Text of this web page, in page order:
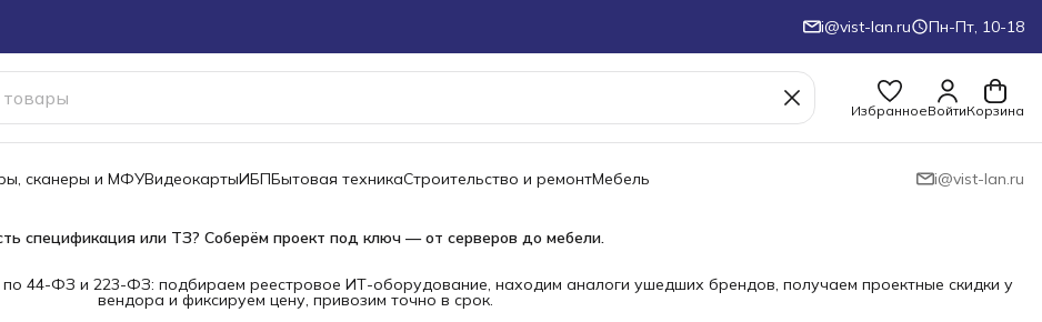
i@vist-lan.ru Пн-Пт, 10-18
ИзбранноеВойтиКорзина
сканеры и МФУВидеокартыИБПБытовая техникаСтроительство и ремонтМебель i@vist-lan.ru
спецификация или ТЗ? Соберём проект под ключ — от серверов до мебели.
44-ФЗ и 223-ФЗ: подбираем реестровое ИТ-оборудование, находим аналоги ушедших брендов, получаем проектные скидки у
вендора и фиксируем цену, привозим точно в срок.